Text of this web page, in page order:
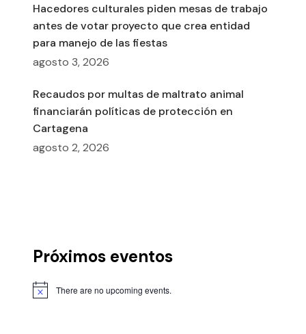
Hacedores culturales piden mesas de trabajo
antes de votar proyecto que crea entidad
para manejo de las fiestas
agosto 3, 2026
Recaudos por multas de maltrato animal
financiarán políticas de protección en
Cartagena
agosto 2, 2026
Próximos eventos
There are no upcoming events.